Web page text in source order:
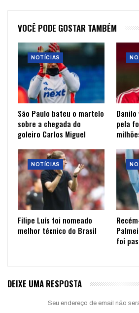
VOCÊ PODE GOSTAR TAMBÉM
NOTÍCIAS
São Paulo bateu o martelo
sobre a chegada do
goleiro Carlos Miguel
pela
NOTÍCIAS
Filipe Luís foi nomeado
melhor técnico do Brasil
foi
DEIXE UMA RESPOSTA
Seu endereço de email não